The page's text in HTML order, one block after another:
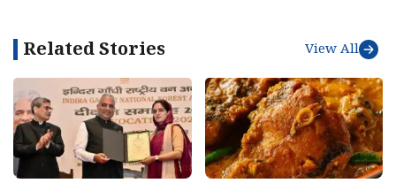
Related Stories View All